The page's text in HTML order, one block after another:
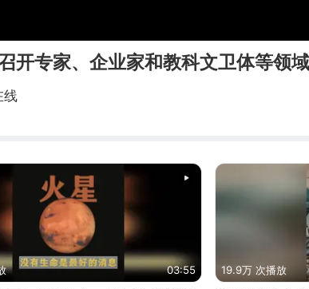
开专家、企业家和教科文卫体等领
线
03:55 19.9万 次播放